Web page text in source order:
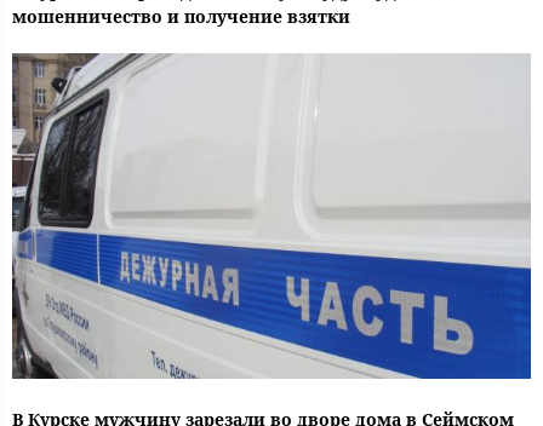
мошенничество и получение взятки
В Курске мужчину зарезали во дворе дома в Сеймском